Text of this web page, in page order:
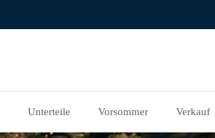
Unterteile Vorsommer Verkauf